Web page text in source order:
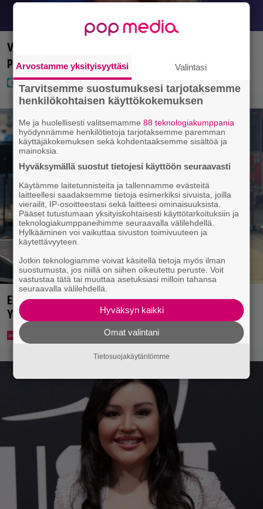
Vappu Pimiä sai huonoa palvelua ravintolassa –
pettyi siellä kahteen asiaan
Eppu Normaalin viimeinen konsertti esitetään
Ylellä
Arvostamme yksityisyyttäsi Valintasi
Tarvitsemme suostumuksesi tarjotaksemme
henkilökohtaisen käyttökokemuksen
Me ja huolellisesti valitsemamme88 teknologiakumppania
hyödynnämme henkilötietoja tarjotaksemme paremman
käyttäjäkokemuksen sekä kohdentaaksemme sisältöä ja
mainoksia.
Hyväksymällä suostut tietojesi käyttöön seuraavasti
Käytämme laitetunnisteita ja tallennamme evästeitä
laitteellesi saadaksemme tietoja esimerkiksi sivuista, joilla
vierailit, IP-osoitteestasi sekä laitteesi ominaisuuksista.
Pääset tutustumaan yksityiskohtaisesti käyttötarkoituksiin ja
teknologiakumppaneihimme seuraavalla välilehdellä.
Hylkääminen voi vaikuttaa sivuston toimivuuteen ja
käytettävyyteen.
Jotkin teknologiamme voivat käsitellä tietoja myös ilman
suostumusta, jos niillä on siihen oikeutettu peruste. Voit
vastustaa tätä tai muuttaa asetuksiasi milloin tahansa
seuraavalla välilehdellä.
Hyväksyn kaikki
Omat valintani
Tietosuojakäytäntömme